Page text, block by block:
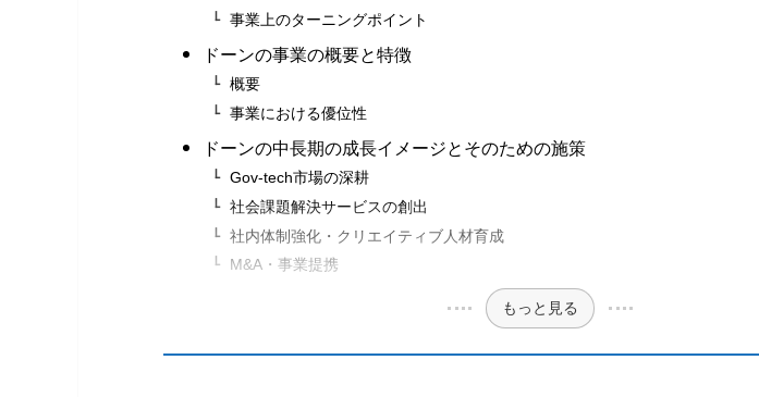
事業上のターニングポイント
ドーンの事業の概要と特徴
概要
事業における優位性
ドーンの中長期の成長イメージとそのための施策
Gov-tech市場の深耕
社会課題解決サービスの創出
社内体制強化・クリエイティブ人材育成
M&A・事業提携
もっと見る